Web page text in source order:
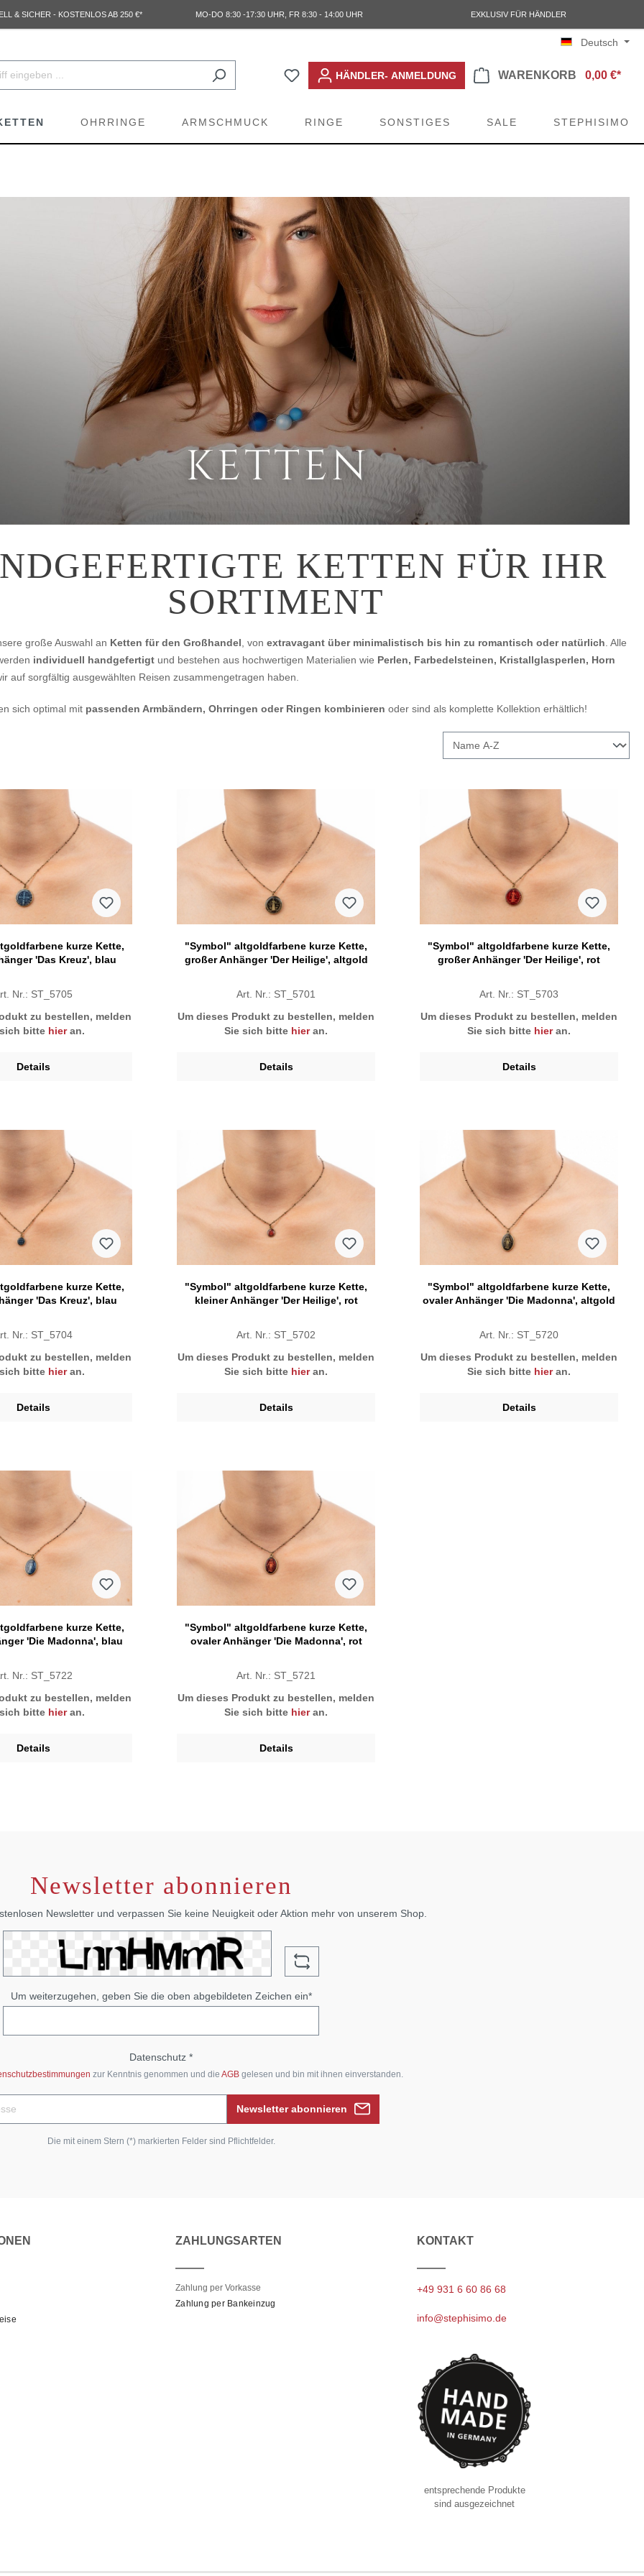
& SICHER - KOSTENLOS AB 250 €* MO-DO 8:30 -17:30 UHR, FR 8:30 - 14:00 UHR EXKLUSIV FÜR HÄNDLER
Deutsch
HÄNDLER- ANMELDUNG WARENKORB 0,00 €*
OHRRINGE ARMSCHMUCK RINGE SONSTIGES SALE STEPHISIMO
KETTEN FÜR IHR
SORTIMENT
große Auswahl an Ketten für den Großhandel , von extravagant über minimalistisch bis hin zu romantisch oder natürlich . Alle
individuell handgefertigt und bestehen aus hochwertigen Materialien wie Perlen, Farbedelsteinen, Kristallglasperlen, Horn
auf sorgfältig ausgewählten Reisen zusammengetragen haben.
sich optimal mit passenden Armbändern, Ohrringen oder Ringen kombinieren oder sind als komplette Kollektion erhältlich!
kurze Kette,
'Das Kreuz', blau
Nr.: ST_5705
zu bestellen, melden
bitte hieran.
Details
"Symbol" altgoldfarbene kurze Kette,
großer Anhänger 'Der Heilige', altgold
Art. Nr.: ST_5701
Um dieses Produkt zu bestellen, melden
Sie sich bitte hieran.
Details
"Symbol" altgoldfarbene kurze Kette,
großer Anhänger 'Der Heilige', rot
Art. Nr.: ST_5703
Um dieses Produkt zu bestellen, melden
Sie sich bitte hieran.
Details
kurze Kette,
'Das Kreuz', blau
Nr.: ST_5704
zu bestellen, melden
bitte hieran.
Details
"Symbol" altgoldfarbene kurze Kette,
kleiner Anhänger 'Der Heilige', rot
Art. Nr.: ST_5702
Um dieses Produkt zu bestellen, melden
Sie sich bitte hieran.
Details
"Symbol" altgoldfarbene kurze Kette,
ovaler Anhänger 'Die Madonna', altgold
Art. Nr.: ST_5720
Um dieses Produkt zu bestellen, melden
Sie sich bitte hieran.
Details
kurze Kette,
'Die Madonna', blau
Nr.: ST_5722
zu bestellen, melden
bitte hieran.
Details
"Symbol" altgoldfarbene kurze Kette,
ovaler Anhänger 'Die Madonna', rot
Art. Nr.: ST_5721
Um dieses Produkt zu bestellen, melden
Sie sich bitte hieran.
Details
Newsletter abonnieren
Newsletter und verpassen Sie keine Neuigkeit oder Aktion mehr von unserem Shop.
Um weiterzugehen, geben Sie die oben abgebildeten Zeichen ein*
Datenschutz *
zur Kenntnis genommen und die AGBgelesen und bin mit ihnen einverstanden.
Newsletter abonnieren
Die mit einem Stern (*) markierten Felder sind Pflichtfelder.
ZAHLUNGSARTEN
Zahlung per Vorkasse
Zahlung per Bankeinzug
KONTAKT
+49 931 6 60 86 68
info@stephisimo.de
entsprechende Produkte
sind ausgezeichnet